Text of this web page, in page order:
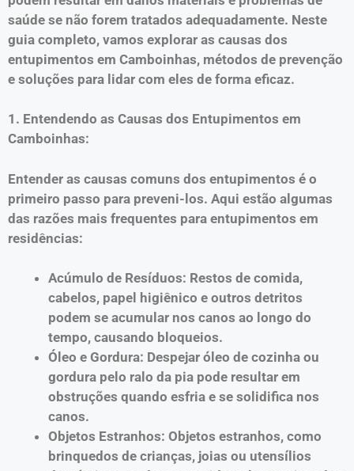
saúde se não forem tratados adequadamente. Neste
guia completo, vamos explorar as causas dos
entupimentos em Camboinhas, métodos de prevenção
e soluções para lidar com eles de forma eficaz.
1. Entendendo as Causas dos Entupimentos em
Camboinhas:
Entender as causas comuns dos entupimentos é o
primeiro passo para preveni-los. Aqui estão algumas
das razões mais frequentes para entupimentos em
residências:
Acúmulo de Resíduos: Restos de comida,
cabelos, papel higiênico e outros detritos
podem se acumular nos canos ao longo do
tempo, causando bloqueios.
Óleo e Gordura: Despejar óleo de cozinha ou
gordura pelo ralo da pia pode resultar em
obstruções quando esfria e se solidifica nos
canos.
Objetos Estranhos: Objetos estranhos, como
brinquedos de crianças, joias ou utensílios